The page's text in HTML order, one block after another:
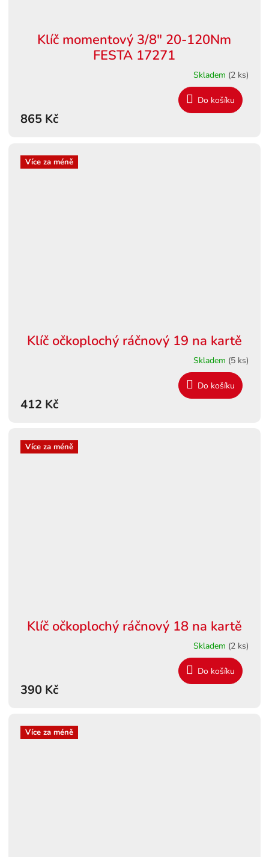
Klíč momentový 3/8" 20-120Nm
FESTA 17271
Skladem (2 ks)
865 Kč
Do košíku
Více za méně
Klíč očkoplochý ráčnový 19 na kartě
Skladem (5 ks)
412 Kč
Do košíku
Více za méně
Klíč očkoplochý ráčnový 18 na kartě
Skladem (2 ks)
390 Kč
Do košíku
Více za méně